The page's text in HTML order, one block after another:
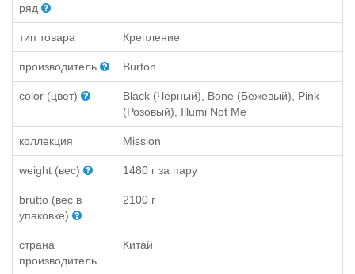
ряд
тип товара Крепление
производитель Burton
color (цвет)
Black (Чёрный), Bone (Бежевый), Pink
(Розовый), Illumi Not Me
коллекция Mission
weight (вес) 1480 г за пару
brutto (вес в
упаковке)
2100 г
страна
производитель
Китай